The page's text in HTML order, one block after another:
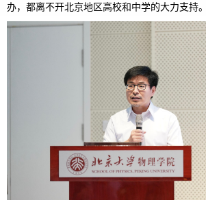
办，都离不开北京地区高校和中学的大力支持。